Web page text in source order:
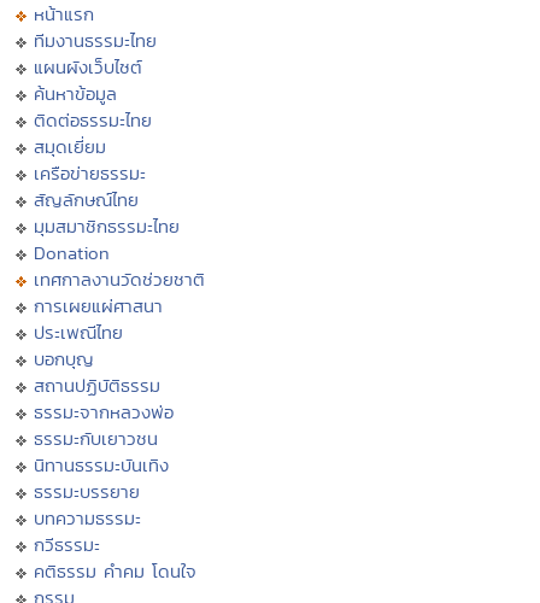
หน้าแรก
ทีมงานธรรมะไทย
แผนผังเว็บไซต์
ค้นหาข้อมูล
ติดต่อธรรมะไทย
สมุดเยี่ยม
เครือข่ายธรรมะ
สัญลักษณ์ไทย
มุมสมาชิกธรรมะไทย
Donation
เทศกาลงานวัดช่วยชาติ
การเผยแผ่ศาสนา
ประเพณีไทย
บอกบุญ
สถานปฏิบัติธรรม
ธรรมะจากหลวงพ่อ
ธรรมะกับเยาวชน
นิทานธรรมะบันเทิง
ธรรมะบรรยาย
บทความธรรมะ
กวีธรรมะ
คติธรรม คำคม โดนใจ
กรรม